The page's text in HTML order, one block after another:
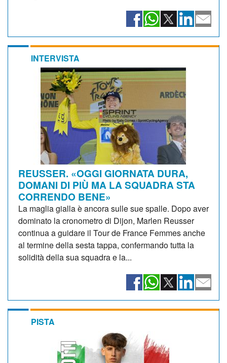
INTERVISTA
REUSSER. «OGGI GIORNATA DURA,
DOMANI DI PIÙ MA LA SQUADRA STA
CORRENDO BENE»
La maglia gialla è ancora sulle sue spalle. Dopo aver
dominato la cronometro di Dijon, Marlen Reusser
continua a guidare il Tour de France Femmes anche
al termine della sesta tappa, confermando tutta la
solidità della sua squadra e la...
PISTA